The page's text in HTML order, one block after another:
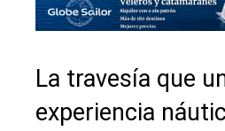
La travesía que
experiencia